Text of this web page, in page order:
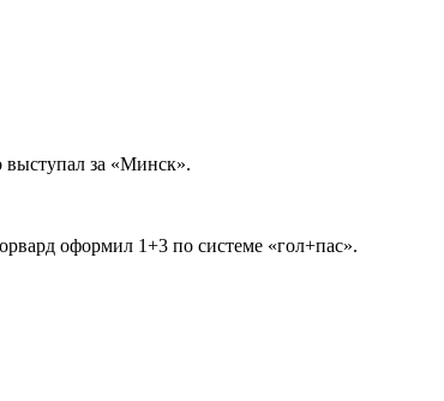
выступал за «Минск».
оформил 1+3 по системе «гол+пас».